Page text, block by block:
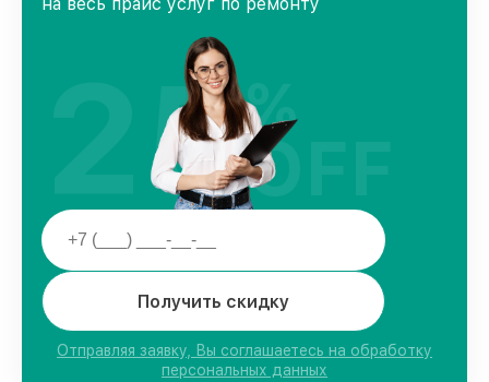
Получить скидку
Отправляя заявку, Вы соглашаетесь на обработку
персональных данных
25%
OFF